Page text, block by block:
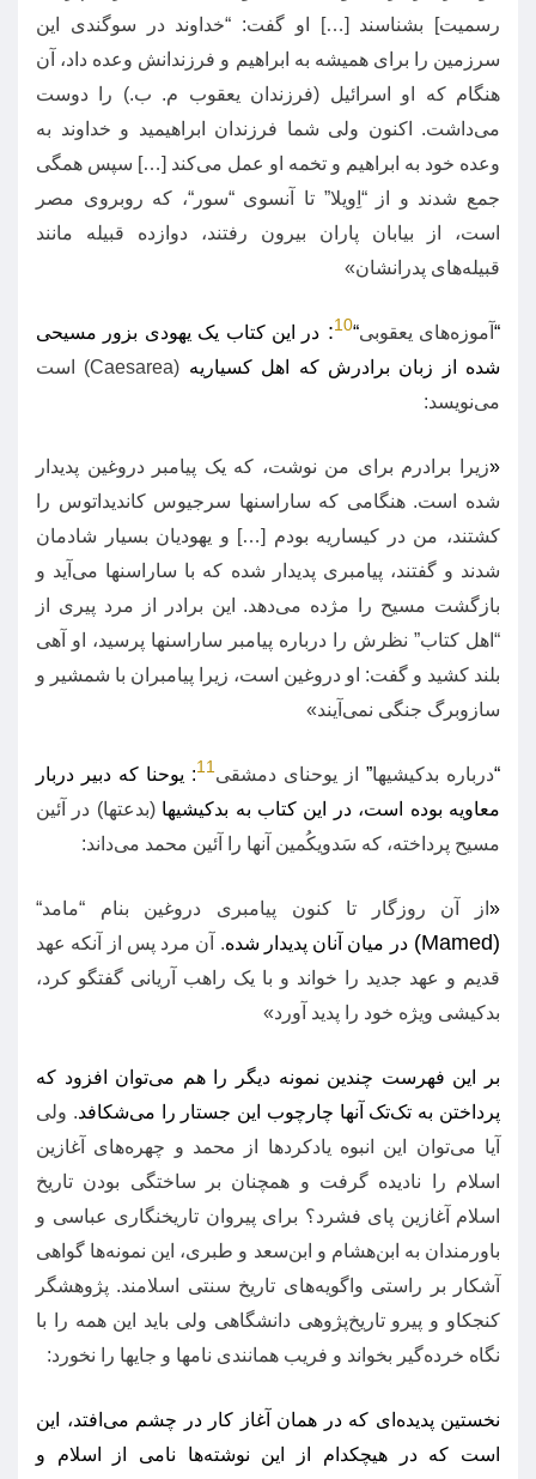
رسمیت] بشناسند […] او گفت: “خداوند در سوگندی این
سرزمین را برای همیشه به ابراهیم و فرزندانش وعده داد، آن
هنگام که او اسرائیل (فرزندان یعقوب م. ب.) را دوست
می‌داشت.
اکنون ولی شما فرزندان ابراهیمید و خداوند به
وعده خود به ابراهیم و تخمه او عمل می‌کند […] سپس همگی
جمع شدند و از“ اِویلا” تا آنسوی“سور“، که روبروی مصر
است، از بیابان پاران بیرون رفتند، دوازده قبیله مانند
قبیله‌های پدرانشان»
“ آموزه‌های یعقوبی“
10
: در این کتاب یک یهودی بزور مسیحی
شده از زبان برادرش که اهل کسیاریه (Caesarea)
است
می‌نویسد:
«زیرا برادرم برای من نوشت، که یک پیامبر دروغین پدیدار
شده است.هنگامی که ساراسنها سرجیوس کاندیداتوس را
کشتند، من در کیساریه بودم […] و یهودیان بسیار شادمان
شدند و گفتند، پیامبری پدیدار شده که با ساراسنها می‌آید و
بازگشت مسیح را مژده می‌دهد.
این برادر از مرد پیری از
“ اهل کتاب” نظرش را درباره پیامبر ساراسنها پرسید، او آهی
بلند کشید و گفت: او دروغین است، زیرا پیامبران با شمشیر و
سازوبرگ جنگی نمی‌آیند»
“درباره بدکیشیها” از یوحنای دمشقی11
: یوحنا که دبیر دربار
معاویه بوده است، در این کتاب به بدکیشیها(بدعتها) در آئین
مسیح پرداخته، که سَدویکُمین آنها را آئین محمد می‌داند:
« از آن روزگار تا کنون پیامبری دروغین بنام “مامد“
(Mamed) در میان آنان پدیدار شده.
آن مرد پس از آنکه عهد
قدیم و عهد جدید را خواند و با یک راهب آریانی گفتگو کرد،
بدکیشی ویژه خود را پدید آورد»
بر این فهرست چندین نمونه دیگر را هم می‌توان افزود که
پرداختن به تک‌تک آنها چارچوب این جستار را می‌شکافد. ولی
آیا می‌توان این انبوه یادکردها از محمد و چهره‌های آغازین
اسلام را نادیده گرفت و همچنان بر ساختگی بودن تاریخ
اسلام آغازین پای فشرد؟ برای پیروان تاریخنگاری عباسی و
باورمندان به ابن‌هشام و ابن‌سعد و طبری، این نمونه‌ها گواهی
آشکار بر راستی واگویه‌های تاریخ سنتی اسلامند. پژوهشگر
کنجکاو و پیرو تاریخ‌پژوهی دانشگاهی ولی باید این همه را با
نگاه خرده‌گیر بخواند و فریب همانندی نامها و جایها را نخورد:
نخستین پدیده‌ای که در همان آغاز کار در چشم می‌افتد، این
است که در هیچکدام از این نوشته‌ها نامی از اسلام و